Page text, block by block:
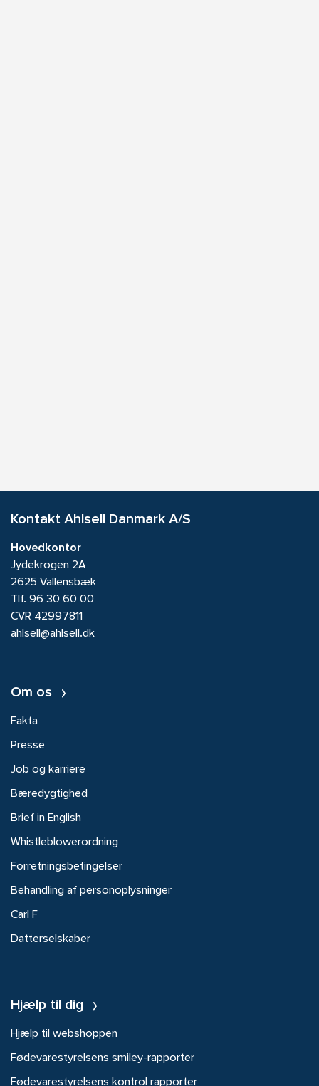
Kontakt Ahlsell Danmark A/S
Hovedkontor
Jydekrogen 2A
2625 Vallensbæk
Tlf. 96 30 60 00
CVR 42997811
ahlsell@ahlsell.dk
Om os
Fakta
Presse
Job og karriere
Bæredygtighed
Brief in English
Whistleblowerordning
Forretningsbetingelser
Behandling af personoplysninger
Carl F
Datterselskaber
Hjælp til dig
Hjælp til webshoppen
Fødevarestyrelsens smiley-rapporter
Fødevarestyrelsens kontrol rapporter